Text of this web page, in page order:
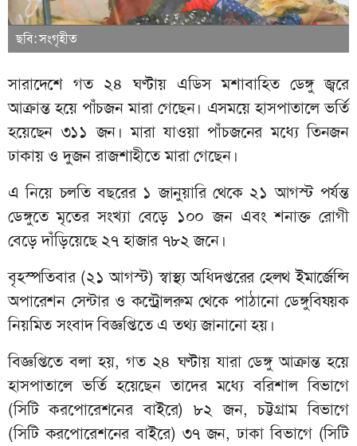
ছবি: সংগৃহীত
সারাদেশে গত ২৪ ঘণ্টায় এডিস মশাবাহিত ডেঙ্গু জ্বরে
আক্রান্ত হয়ে পাঁচজন মারা গেছেন। এসময়ে হাসপাতালে ভর্তি
হয়েছেন ৩১১ জন। মারা যাওয়া পাঁচজনের মধ্যে তিনজন
ঢাকায় ও দুজন রাজশাহীতে মারা গেছেন।
এ নিয়ে চলতি বছরের ১ জানুয়ারি থেকে ২১ আগস্ট পর্যন্ত
ডেঙ্গুতে মৃতের সংখ্যা বেড়ে ১০০ জন এবং শনাক্ত রোগী
বেড়ে দাঁড়িয়েছে ২৭ হাজার ৭৮২ জনে।
বৃহস্পতিবার (২১ আগস্ট) স্বাস্থ্য অধিদপ্তরের হেলথ ইমার্জেন্সি
অপারেশন সেন্টার ও কন্ট্রোলরুম থেকে পাঠানো ডেঙ্গুবিষয়ক
নিয়মিত সংবাদ বিজ্ঞপ্তিতে এ তথ্য জানানো হয়।
বিজ্ঞপ্তিতে বলা হয়, গত ২৪ ঘণ্টায় যারা ডেঙ্গু আক্রান্ত হয়ে
হাসপাতালে ভর্তি হয়েছেন তাদের মধ্যে বরিশাল বিভাগে
(সিটি করপোরেশনের বাইরে) ৮২ জন, চট্টগ্রাম বিভাগে
(সিটি করপোরেশনের বাইরে) ৩৭ জন, ঢাকা বিভাগে (সিটি